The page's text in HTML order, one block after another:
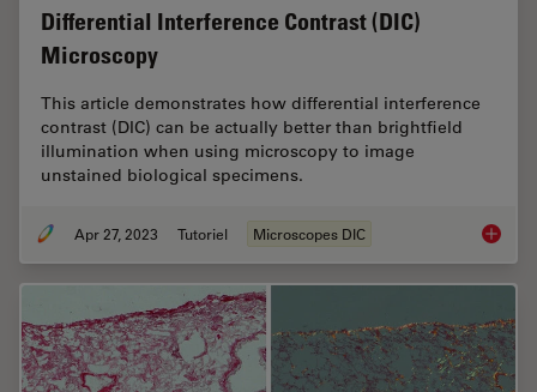
Differential Interference Contrast (DIC)
Microscopy
This article demonstrates how differential interference
contrast (DIC) can be actually better than brightfield
illumination when using microscopy to image
unstained biological specimens.
Apr 27, 2023 Tutoriel Microscopes DIC